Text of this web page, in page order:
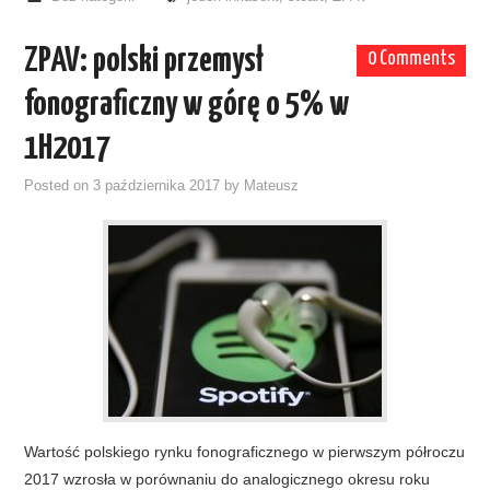
0 Comments
ZPAV: polski przemysł
fonograficzny w górę o 5% w
1H2017
Posted on 3 października 2017 by Mateusz
Wartość polskiego rynku fonograficznego w pierwszym półroczu
2017 wzrosła w porównaniu do analogicznego okresu roku